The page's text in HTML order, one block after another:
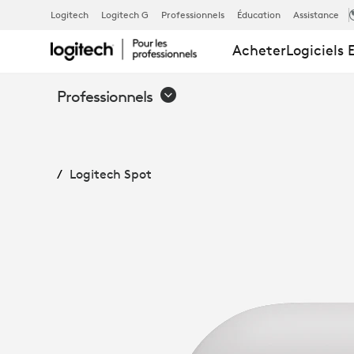
CAPTEUR
DE
PRÉSENCE
LOGITECH
Logitech Logitech G Professionnels Éducation Assistance
AcheterLogiciels
Professionnels
Logitech Spot